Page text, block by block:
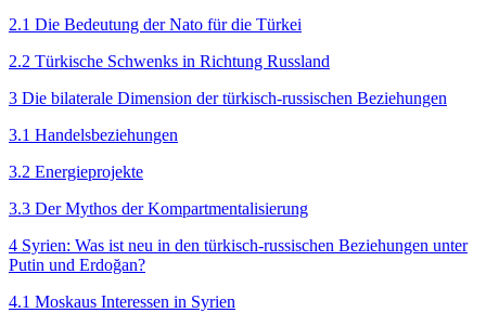
2.1 Die Bedeutung der Nato für die Türkei
2.2 Türkische Schwenks in Richtung Russland
3 Die bilaterale Dimension der türkisch-russischen Beziehungen
3.1 Handelsbeziehungen
3.2 Energieprojekte
3.3 Der Mythos der Kompartmentalisierung
4 Syrien: Was ist neu in den tür­kisch-russischen Beziehungen unter
Putin und Erdoğan?
4.1 Moskaus Interessen in Syrien